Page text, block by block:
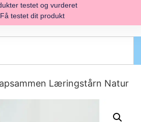
testet og vurderet
Få testet dit produkt
Læringstårn Natur